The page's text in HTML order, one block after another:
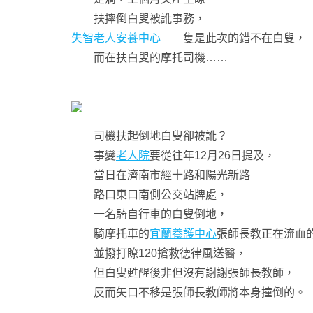
扶摔倒白叟被訛事務，
失智老人安養中心 隻是此次的錯不在白叟，
而在扶白叟的摩托司機……
司機扶起倒地白叟卻被訛？
事變老人院要從往年12月26日提及，
當日在濟南市經十路和陽光新路
路口東口南側公交站牌處，
一名騎自行車的白叟倒地，
騎摩托車的宜蘭養護中心張師長教正在流血
並撥打瞭120搶救德律風送醫，
但白叟甦醒後非但沒有謝謝張師長教師，
反而矢口不移是張師長教師將本身撞倒的。